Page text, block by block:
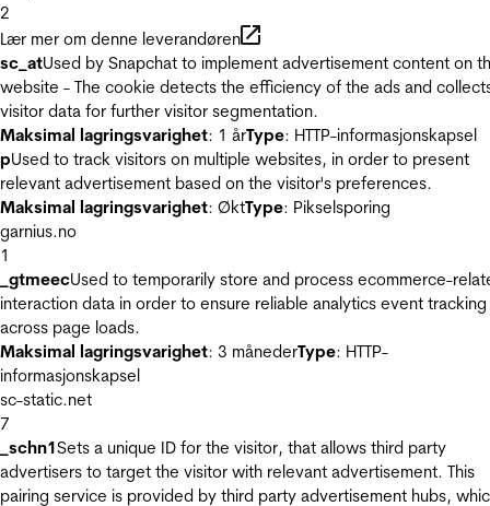
2
Lær mer om denne leverandøren
sc_atUsed by Snapchat to implement advertisement content on
website - The cookie detects the efficiency of the ads and
visitor data for further visitor segmentation.
Maksimal lagringsvarighet: 1 årType: HTTP-informasjonskapsel
pUsed to track visitors on multiple websites, in order to present
relevant advertisement based on the visitor's preferences.
Maksimal lagringsvarighet: ØktType: Pikselsporing
garnius.no
1
_gtmeecUsed to temporarily store and process ecommerce-
interaction data in order to ensure reliable analytics event tracking
across page loads.
Maksimal lagringsvarighet: 3 månederType: HTTP-
informasjonskapsel
sc-static.net
7
_schn1Sets a unique ID for the visitor, that allows third party
advertisers to target the visitor with relevant advertisement. This
pairing service is provided by third party advertisement hubs,